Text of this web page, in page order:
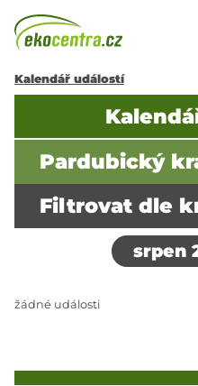
Kalendář událostí
Pardubický
srpen
Filtrovat dle
žádné události